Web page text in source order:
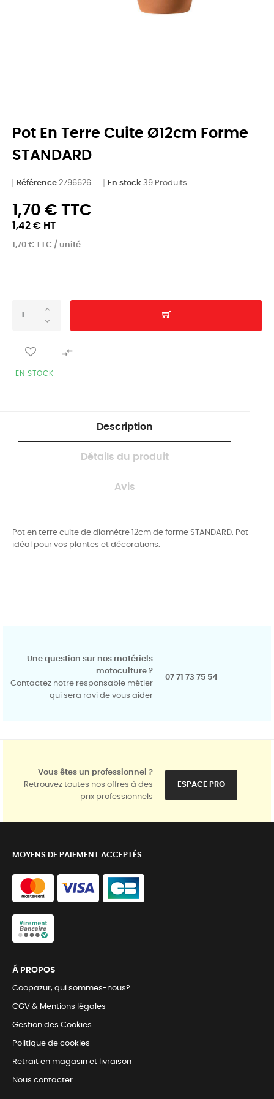
Pot En Terre Cuite Ø12cm Forme
STANDARD
Référence 2796626 En stock 39 Produits
1,70 € TTC
1,42 € HT
1,70 € TTC / unité

EN STOCK
Description
Détails du produit
Avis
Pot en terre cuite de diamètre 12cm de forme STANDARD. Pot
idéal pour vos plantes et décorations.
Une question sur nos matériels
motoculture ?
Contactez notre responsable métier
qui sera ravi de vous aider
07 71 73 75 54
Vous êtes un professionnel ?
Retrouvez toutes nos offres à des
prix professionnels
ESPACE PRO
MOYENS DE PAIEMENT ACCEPTÉS
Á PROPOS
Coopazur, qui sommes-nous?
CGV & Mentions légales
Gestion des Cookies
Politique de cookies
Retrait en magasin et livraison
Nous contacter